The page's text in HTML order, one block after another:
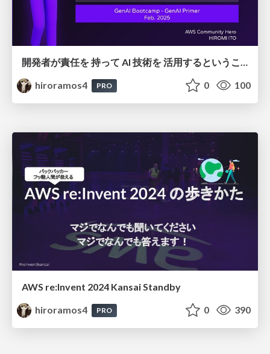
開発者が責任を 持って AI 技術を 活用するということ
hiroramos4
PRO 0 100
AWS re:Invent 2024 Kansai Standby
hiroramos4
PRO 0 390